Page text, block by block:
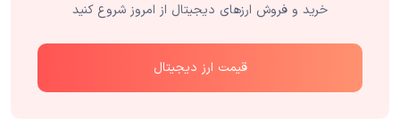
خرید و فروش ارزهای دیجیتال از امروز شروع کنید
قیمت ارز دیجیتال